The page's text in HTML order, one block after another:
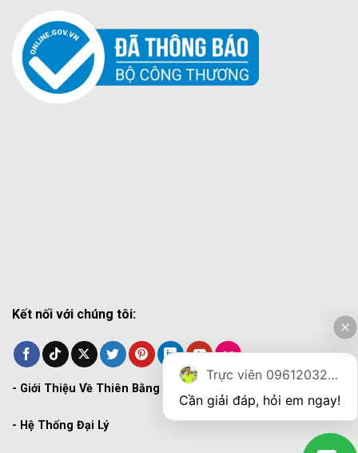
Kết nối với chúng tôi:
- Giới Thiệu Về Thiên Bằng
- Hệ Thống Đại Lý
Trực viên 0961203270
Cần giải đáp, hỏi em ngay!